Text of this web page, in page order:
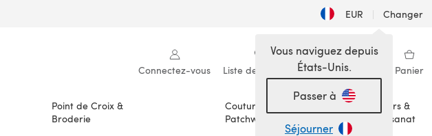
EUR | Changer
Connectez-vous Liste de souhaits Ma bibliothèque Panier
Point de Croix &
Broderie
Couture &
Patchwork
Loisirs &
Artisanat
Vous naviguez depuis
États-Unis.
Passer à
Séjourner